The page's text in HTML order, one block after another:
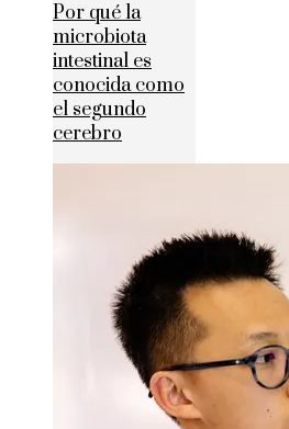
Por qué la
microbiota
intestinal es
conocida como
el segundo
cerebro